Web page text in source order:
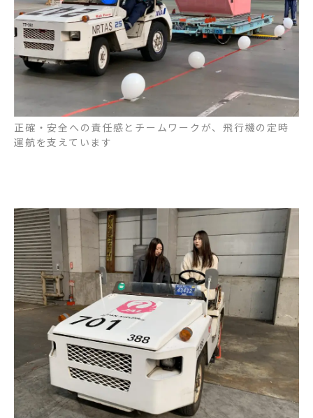
正確・安全への責任感とチームワークが、飛行機の定時
運航を支えています